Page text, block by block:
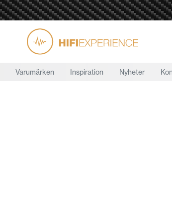
Varumärken Inspiration Nyheter